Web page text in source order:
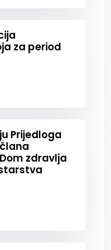
za period
Prijedloga
zdravlja